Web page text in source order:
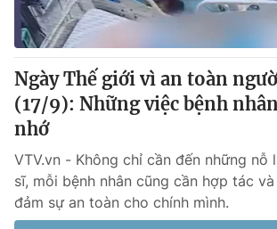
Ngày Thế giới vì an toàn
(17/9): Những việc bệnh
nhớ
VTV.vn - Không chỉ cần đến những
sĩ, mỗi bệnh nhân cũng cần hợp tác
đảm sự an toàn cho chính mình.